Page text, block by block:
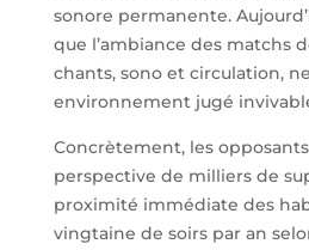
sonore permanente.
que l’ambiance des matchs
chants, sono et circulation,
environnement jugé
Concrètement, les
perspective de milliers de
proximité immédiate des
vingtaine de soirs par an